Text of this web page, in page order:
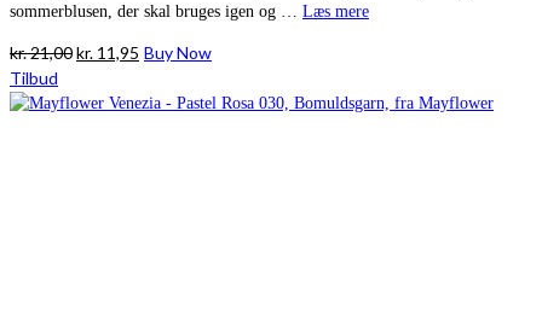
sommerblusen, der skal bruges igen og … Læs mere
kr.21,00Den
pris
kr. 11,95 Den
pris
Buy Now
Tilbud